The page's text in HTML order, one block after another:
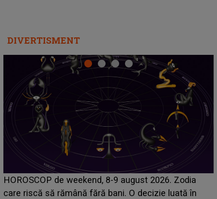
DIVERTISMENT
Emanuel a ținut ACEST DETALIU ASCUNS până
acum! În fața Alexandrei, concurentul din Casa Iubirii